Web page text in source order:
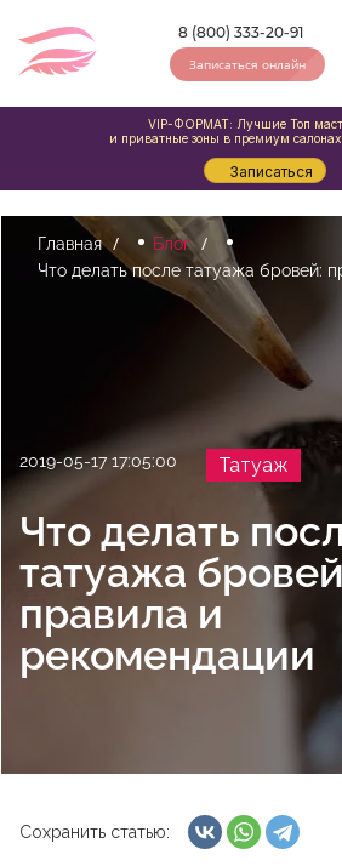
8 (800) 333-20-91
Записаться онлайн
Главная
Блог
Что делать после татуажа бровей:
2019-05-17 17:05:00 Татуаж
Что делать
татуажа
правила и
рекомендации
Сохранить статью:
VIP-ФОРМАТ: Лучшие Топ
и приватные зоны в премиум
Записаться